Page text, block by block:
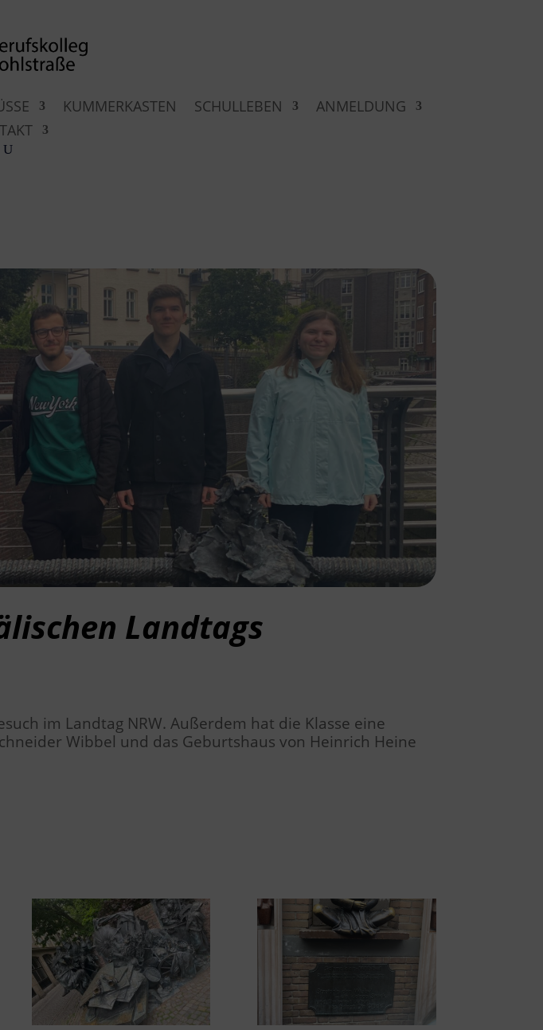
KUMMERKASTEN SCHULLEBEN
ANMELDUNG
Landtags
im Landtag NRW. Außerdem hat die Klasse eine
Wibbel und das Geburtshaus von Heinrich Heine